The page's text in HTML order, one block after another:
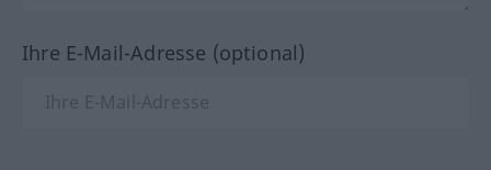
Ihre E-Mail-Adresse (optional)